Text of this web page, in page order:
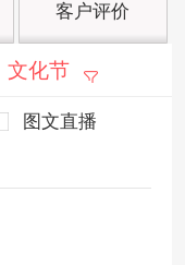
客户评价
文化节
图文直播